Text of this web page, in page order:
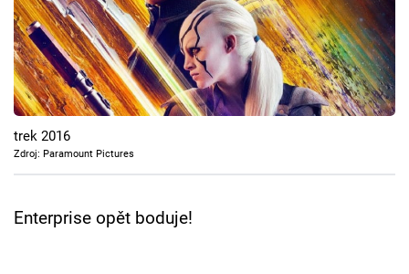
Hry
Cool Esport
Pořady
TV Program
trek 2016
Zdroj: Paramount Pictures
Enterprise opět boduje!